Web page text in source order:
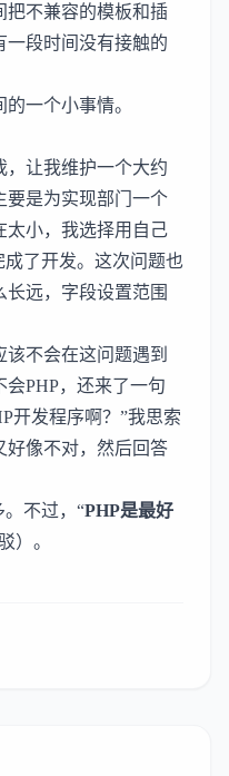
把不兼容的模板和插
一段时间没有接触的
一个小事情。
，让我维护一个大约
要是为实现部门一个
太小，我选择用自己
了开发。这次问题也
远，字段设置范围
不会在这问题遇到
PHP，还来了一句
开发程序啊？”我思索
好像不对，然后回答
。不过，“PHP是最好
）。